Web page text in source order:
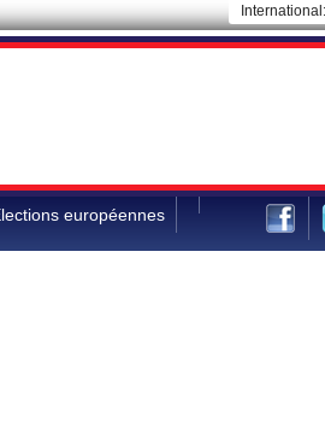
International:
européennes